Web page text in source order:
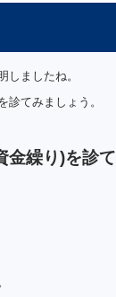
ましたね。
てみましょう。
金繰り)を診て